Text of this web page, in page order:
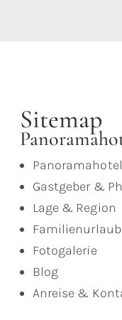
Sitemap
Panoramahotel
Gastgeber &
Lage & Region
Familienurlaub
Fotogalerie
Blog
Anreise &